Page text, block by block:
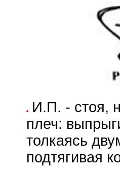
И.П. - стоя,
плеч:
толкаясь
подтягивая